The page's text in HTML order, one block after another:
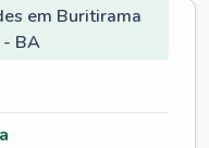
em Buritirama
- BA